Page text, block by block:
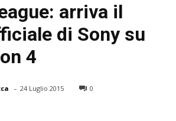
arriva il
di Sony su
4
- 24 Luglio 2015 0